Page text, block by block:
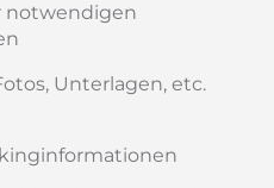
notwendigen
Unterlagen, etc.